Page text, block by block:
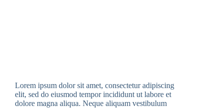
Lorem ipsum dolor sit amet, consectetur adipiscing
elit, sed do eiusmod tempor incididunt ut labore et
dolore magna aliqua. Neque aliquam vestibulum